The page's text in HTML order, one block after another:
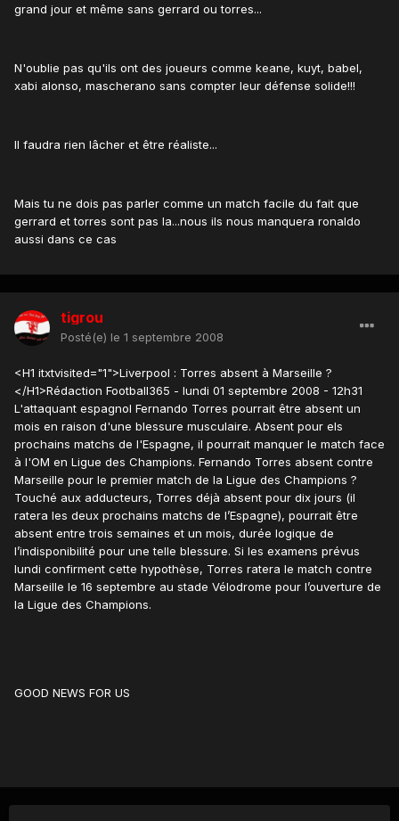
grand jour et même sans gerrard ou torres...
N'oublie pas qu'ils ont des joueurs comme keane, kuyt, babel,
xabi alonso, mascherano sans compter leur défense solide!!!
Il faudra rien lâcher et être réaliste...
Mais tu ne dois pas parler comme un match facile du fait que
gerrard et torres sont pas la...nous ils nous manquera ronaldo
aussi dans ce cas
tigrou
Posté(e) le 1 septembre 2008
<H1 itxtvisited="1">Liverpool : Torres absent à Marseille ?
</H1>Rédaction Football365 - lundi 01 septembre 2008 - 12h31
L'attaquant espagnol Fernando Torres pourrait être absent un
mois en raison d'une blessure musculaire. Absent pour els
prochains matchs de l'Espagne, il pourrait manquer le match face
à l'OM en Ligue des Champions. Fernando Torres absent contre
Marseille pour le premier match de la Ligue des Champions ?
Touché aux adducteurs, Torres déjà absent pour dix jours (il
ratera les deux prochains matchs de l’Espagne), pourrait être
absent entre trois semaines et un mois, durée logique de
l’indisponibilité pour une telle blessure. Si les examens prévus
lundi confirment cette hypothèse, Torres ratera le match contre
Marseille le 16 septembre au stade Vélodrome pour l’ouverture de
la Ligue des Champions.
GOOD NEWS FOR US